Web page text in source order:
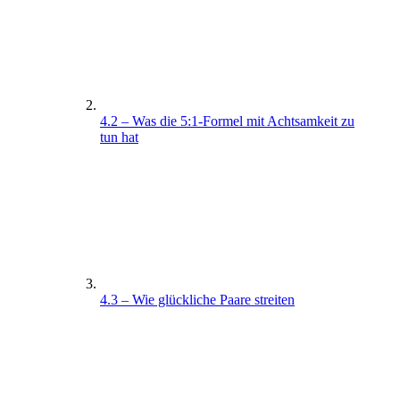
4.2 – Was die 5:1-Formel mit Achtsamkeit zu
tun hat
4.3 – Wie glückliche Paare streiten